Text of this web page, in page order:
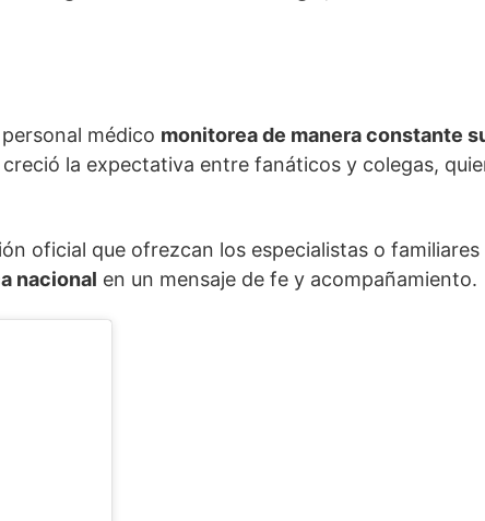
médico monitorea de manera constante
la expectativa entre fanáticos y colegas,
oficial que ofrezcan los especialistas o
nacional en un mensaje de fe y acompañamiento.